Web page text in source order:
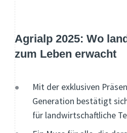
Agrialp 2025: Wo
zum Leben erwacht
Mit der exklusiven
Generation bestätigt
für landwirtschaftliche